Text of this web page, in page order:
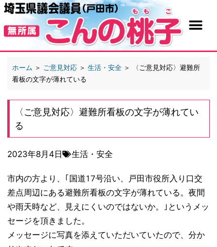
ホーム ＞ ご意見対応 ＞ 生活・安全 ＞
〈ご意見対応〉避難所
看板の文字が薄れている
〈ご意見対応〉避難所看板の文字が薄れてい
る
2023年8月4日 生活・安全
市内の方より、｢国道17号沿い、戸田市役所入り口交
差点周辺にある避難所看板の文字が薄れている。夜間
や雨天時など、見えにくいのではないか。｣というメッ
セージを頂きました。
メッセージに写真を添えていただいていたので、分か